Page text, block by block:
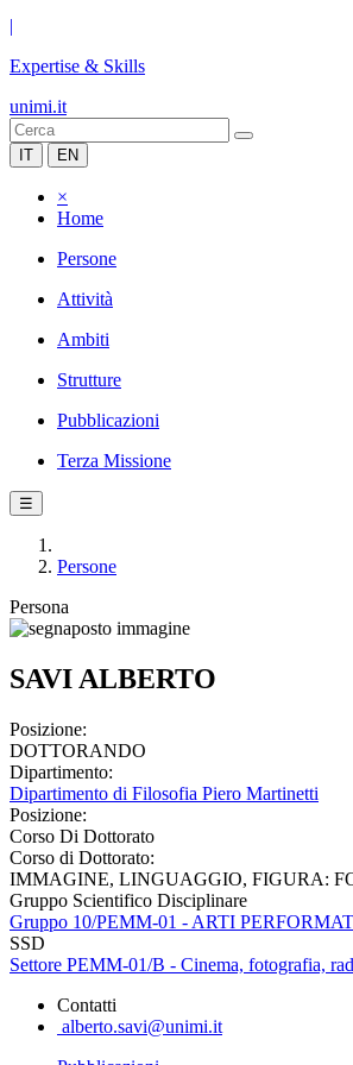
|
Expertise & Skills
unimi.it
IT EN
×
Home
Persone
Attività
Ambiti
Strutture
Pubblicazioni
Terza Missione
☰
Persone
Persona
SAVI ALBERTO
Posizione:
DOTTORANDO
Dipartimento:
Dipartimento di Filosofia Piero Martinetti
Posizione:
Corso Di Dottorato
Corso di Dottorato:
IMMAGINE, LINGUAGGIO, FIGURA:
Gruppo Scientifico Disciplinare
Gruppo 10/PEMM-01 - ARTI
SSD
Settore PEMM-01/B - Cinema, fotografia,
Contatti
alberto.savi@unimi.it